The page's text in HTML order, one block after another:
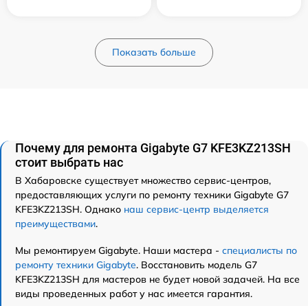
Показать больше
Почему для ремонта Gigabyte G7 KFE3KZ213SH
стоит выбрать нас
В Хабаровске существует множество сервис-центров,
предоставляющих услуги по ремонту техники Gigabyte G7
KFE3KZ213SH. Однако наш сервис-центр выделяется
преимуществами.
Мы ремонтируем Gigabyte. Наши мастера - специалисты по
ремонту техники Gigabyte. Восстановить модель G7
KFE3KZ213SH для мастеров не будет новой задачей. На все
виды проведенных работ у нас имеется гарантия.